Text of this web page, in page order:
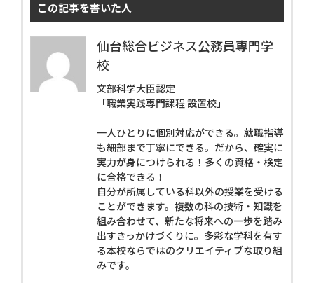
この記事を書いた人
仙台総合ビジネス公務員専門学
校
文部科学大臣認定
「職業実践専門課程 設置校」
一人ひとりに個別対応ができる。就職指導
も細部まで丁寧にできる。だから、確実に
実力が身につけられる！多くの資格・検定
に合格できる！
自分が所属している科以外の授業を受ける
ことができます。複数の科の技術・知識を
組み合わせて、新たな将来への一歩を踏み
出すきっかけづくりに。多彩な学科を有す
る本校ならではのクリエイティブな取り組
みです。